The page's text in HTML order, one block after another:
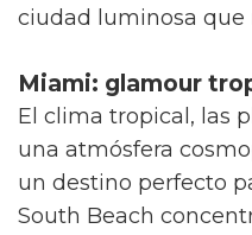
ciudad luminosa que
Miami: glamour
El clima tropical, las
una atmósfera
un destino perfecto
South Beach